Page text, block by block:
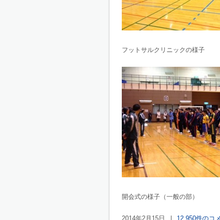
フットサルクリニックの様子
開会式の様子（一般の部）
2014年2月15日 12,950件のコ